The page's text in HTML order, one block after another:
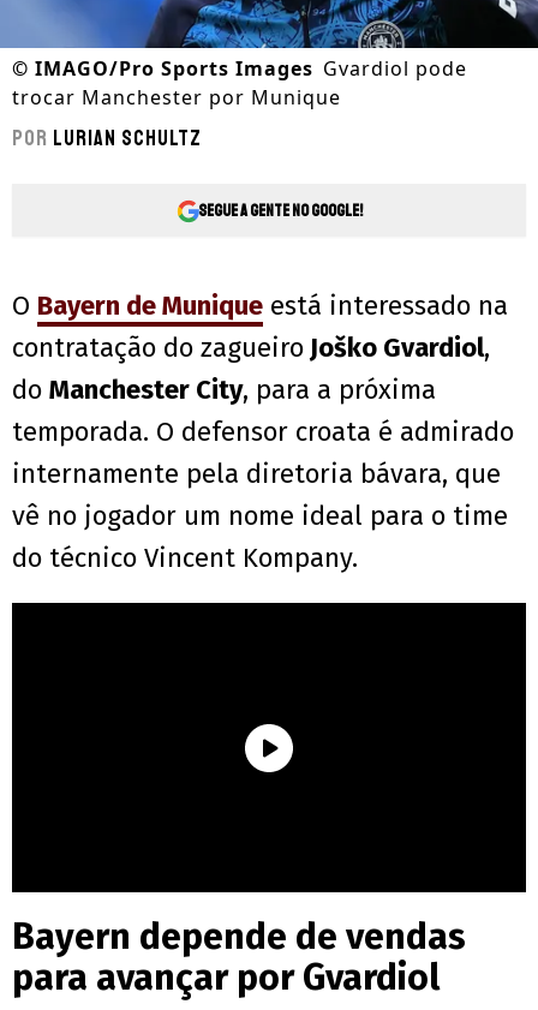
© IMAGO/Pro Sports Images Gvardiol pode
trocar Manchester por Munique
Por Lurian Schultz
Segue a gente no Google!
O Bayern de Munique está interessado na
contratação do zagueiroJoško Gvardiol,
do Manchester City, para a próxima
temporada. O defensor croata é admirado
internamente pela diretoria bávara, que
vê no jogador um nome ideal para o time
do técnico Vincent Kompany.
Bayern depende de vendas
para avançar por Gvardiol